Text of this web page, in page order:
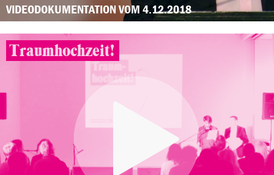
VIDEODOKUMENTATION VOM 4.12.2018
Traumhochzeit!